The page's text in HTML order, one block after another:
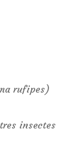
rufipes)
insectes